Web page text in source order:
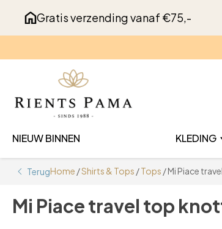
Gratis verzending vanaf €75,-
NIEUW BINNEN KLEDING
TerugHome /Shirts & Tops /Tops / Mi Piace
Mi Piace travel top